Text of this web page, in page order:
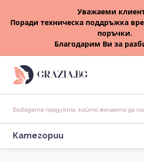
Уважаеми
Поради техническа поддръжка
поръчки.
Благодарим Ви за
Категории